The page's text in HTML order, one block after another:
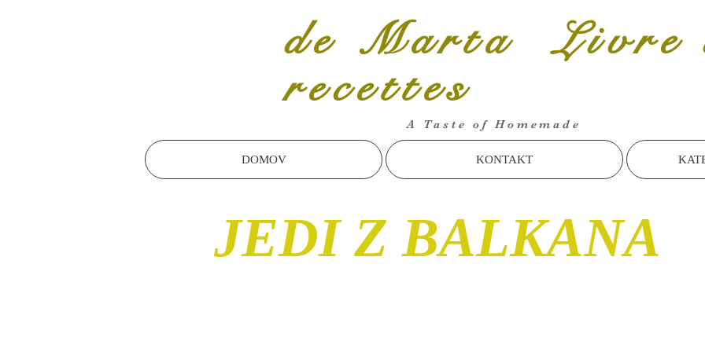
de Marta Livre
recettes
A Taste of Homemade
DOMOV KONTAKT
JEDI Z BALKANA